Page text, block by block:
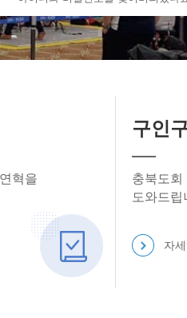
토론의장
회원님
마이페이지
혁을
구인
충북도
도와드립
자